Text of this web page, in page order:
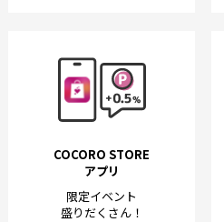
COCORO STORE
アプリ
限定イベント
盛りだくさん！